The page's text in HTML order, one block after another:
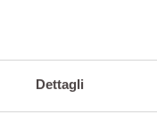
Dettagli